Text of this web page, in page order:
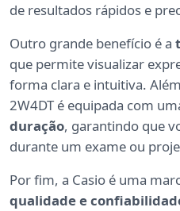
de resultados rápidos e
Outro grande benefício é a
que permite visualizar
forma clara e intuitiva. Além
2W4DT é equipada com
duração, garantindo que
durante um exame ou
Por fim, a Casio é uma
qualidade e